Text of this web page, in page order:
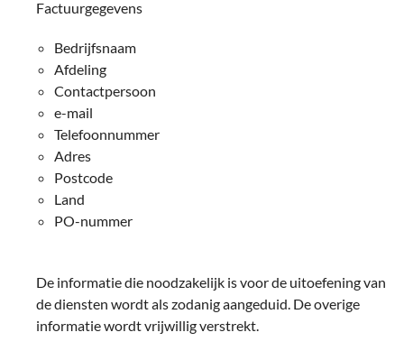
Factuurgegevens
Bedrijfsnaam
Afdeling
Contactpersoon
e-mail
Telefoonnummer
Adres
Postcode
Land
PO-nummer
De informatie die noodzakelijk is voor de uitoefening van
de diensten wordt als zodanig aangeduid. De overige
informatie wordt vrijwillig verstrekt.